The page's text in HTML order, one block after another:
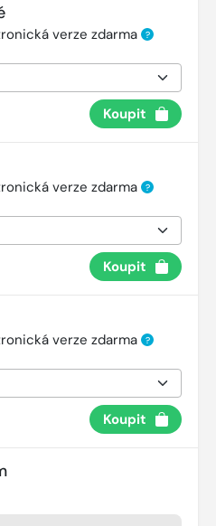
verze zdarma ?
Koupit
verze zdarma ?
Koupit
verze zdarma ?
Koupit